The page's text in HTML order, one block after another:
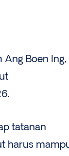
Boen Ing,
tatanan
harus